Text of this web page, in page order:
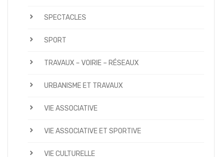
SPECTACLES
SPORT
TRAVAUX – VOIRIE – RÉSEAUX
URBANISME ET TRAVAUX
VIE ASSOCIATIVE
VIE ASSOCIATIVE ET SPORTIVE
VIE CULTURELLE